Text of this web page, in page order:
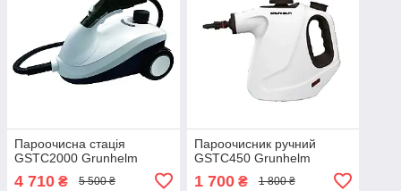
Пароочисна стацiя
GSTC2000 Grunhelm
4 710 ₴ 5 500 ₴
Пароочисник ручний
GSTC450 Grunhelm
1 700₴ 1 800 ₴